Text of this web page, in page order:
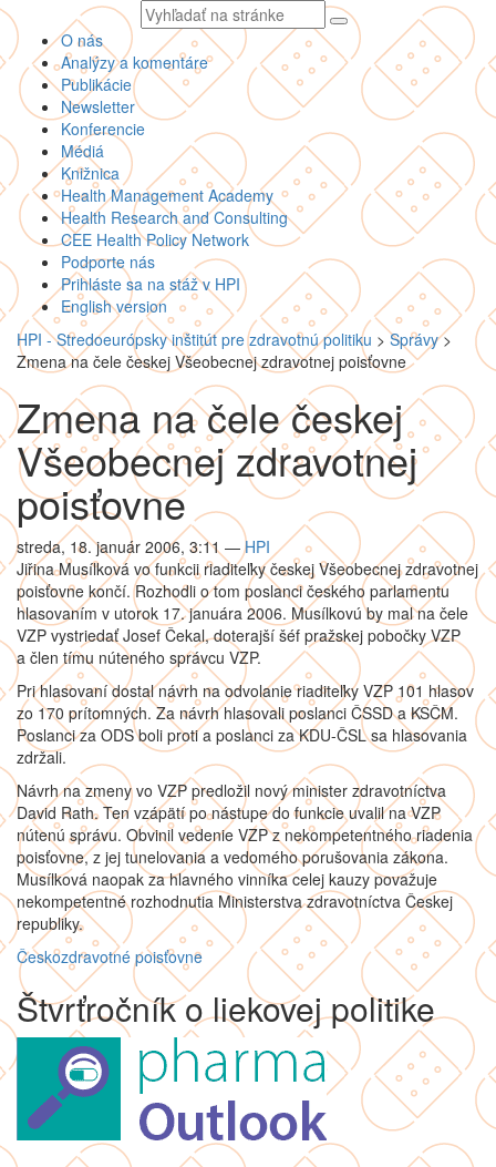
Vyhľadávaný
text
O nás
Analýzy a komentáre
Publikácie
Newsletter
Konferencie
Médiá
Knižnica
Health Management Academy
Health Research and Consulting
CEE Health Policy Network
Podporte nás
Prihláste sa na stáž v HPI
English version
HPI - Stredoeurópsky inštitút pre zdravotnú politiku >Správy>
Zmena na čele českej Všeobecnej zdravotnej poisťovne
Zmena na čele českej
Všeobecnej zdravotnej
poisťovne
streda, 18. január 2006, 3:11 — HPI
Jiřina Musílková vo funkcii riaditeľky českej Všeobecnej zdravotnej
poisťovne končí. Rozhodli o tom poslanci českého parlamentu
hlasovaním v utorok 17. januára 2006. Musílkovú by mal na čele
VZP vystriedať Josef Čekal, doterajší šéf pražskej pobočky VZP
a člen tímu núteného správcu VZP.
Pri hlasovaní dostal návrh na odvolanie riaditeľky VZP 101 hlasov
zo 170 prítomných. Za návrh hlasovali poslanci ČSSD a KSČM.
Poslanci za ODS boli proti a poslanci za KDU-ČSL sa hlasovania
zdržali.
Návrh na zmeny vo VZP predložil nový minister zdravotníctva
David Rath. Ten vzápätí po nástupe do funkcie uvalil na VZP
nútenú správu. Obvinil vedenie VZP z nekompetentného riadenia
poisťovne, z jej tunelovania a vedomého porušovania zákona.
Musílková naopak za hlavného vinníka celej kauzy považuje
nekompetentné rozhodnutia Ministerstva zdravotníctva Českej
republiky.
Českozdravotné poisťovne
Štvrťročník o liekovej politike